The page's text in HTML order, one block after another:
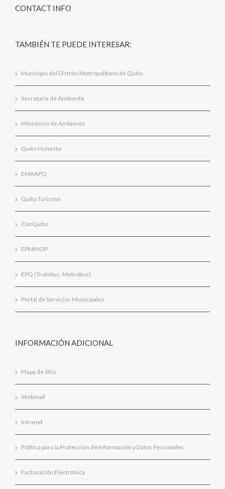
CONTACT INFO
TAMBIÉN TE PUEDE INTERESAR:
Municipio del Distrito Metropolitano de Quito
Secretaría de Ambiente
Ministerio de Ambiente
Quito Honesto
EMAAPQ
Quito Turismo
ConQuito
EPMMOP
EPQ (Trolebus, Metrobus)
Portal de Servicios Municipales
INFORMACIÓN ADICIONAL
Mapa de Sitio
Webmail
Intranet
Política para la Protección de Información y Datos Personales
Facturación Electrónica